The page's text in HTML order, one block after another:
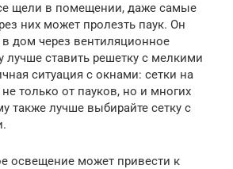
щели в помещении, даже самые
них может пролезть паук. Он
дом через вентиляционное
лучше ставить решетку с мелкими
ситуация с окнами: сетки на
только от пауков, но и многих
также лучше выбирайте сетку с
освещение может привести к